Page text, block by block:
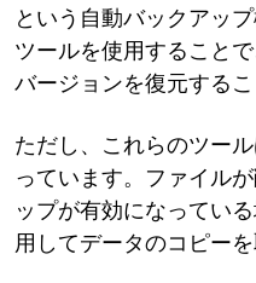
という自動バックアッ
ツールを使用すること
バージョンを復元するこ
ただし、これらのツー
っています。ファイル
ップが有効になってい
用してデータのコピー